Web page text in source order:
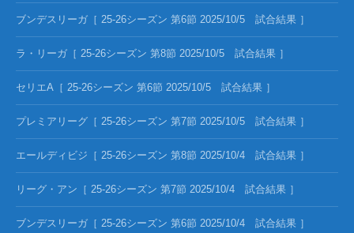
ブンデスリーガ［ 25-26シーズン 第6節 2025/10/5 試合結果 ］
ラ・リーガ［ 25-26シーズン 第8節 2025/10/5 試合結果 ］
セリエA［ 25-26シーズン 第6節 2025/10/5 試合結果 ］
プレミアリーグ［ 25-26シーズン 第7節 2025/10/5 試合結果 ］
エールディビジ［ 25-26シーズン 第8節 2025/10/4 試合結果 ］
リーグ・アン［ 25-26シーズン 第7節 2025/10/4 試合結果 ］
ブンデスリーガ［ 25-26シーズン 第6節 2025/10/4 試合結果 ］